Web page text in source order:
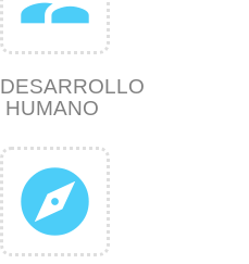
DESARROLLO
HUMANO
explore